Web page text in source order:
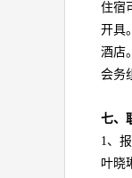
住宿
开具
酒店
会务
七、
1、
叶晓